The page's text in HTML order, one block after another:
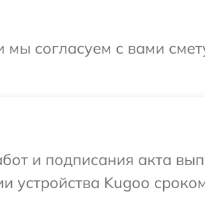
мы согласуем с вами
и подписания акта
устройства Kugoo